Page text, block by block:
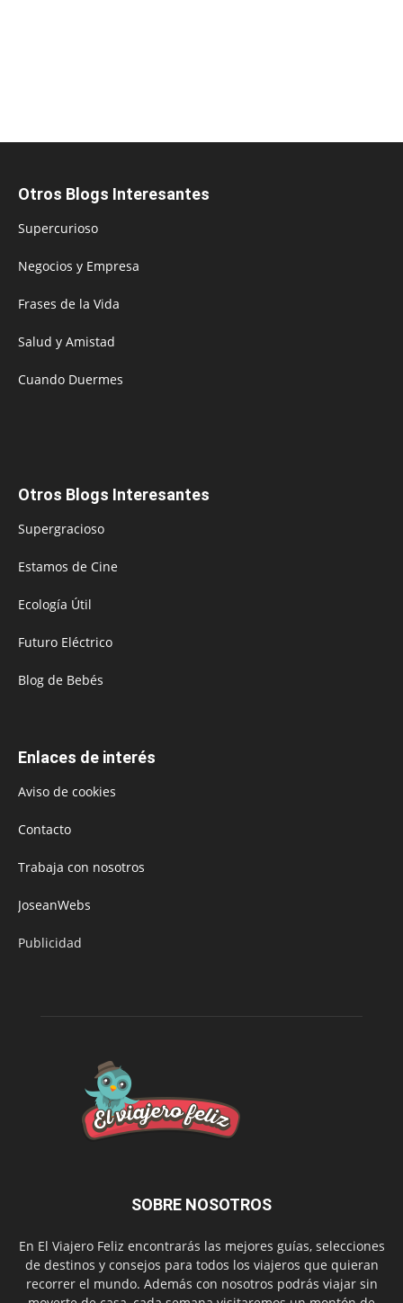
Otros Blogs Interesantes
Supercurioso
Negocios y Empresa
Frases de la Vida
Salud y Amistad
Cuando Duermes
Otros Blogs Interesantes
Supergracioso
Estamos de Cine
Ecología Útil
Futuro Eléctrico
Blog de Bebés
Enlaces de interés
Aviso de cookies
Contacto
Trabaja con nosotros
JoseanWebs
Publicidad
SOBRE NOSOTROS
En El Viajero Feliz encontrarás las mejores guías, selecciones
de destinos y consejos para todos los viajeros que quieran
recorrer el mundo. Además con nosotros podrás viajar sin